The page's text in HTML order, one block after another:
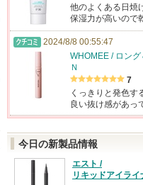
他のよくある日焼
保湿力が高いので
2024/8/8 00:55:47
WHOMEE / ロン
Ｎ
7
くっきりと発色す
良い抜け感があ
今日の新製品情報
エスト /
リキッドアイライ